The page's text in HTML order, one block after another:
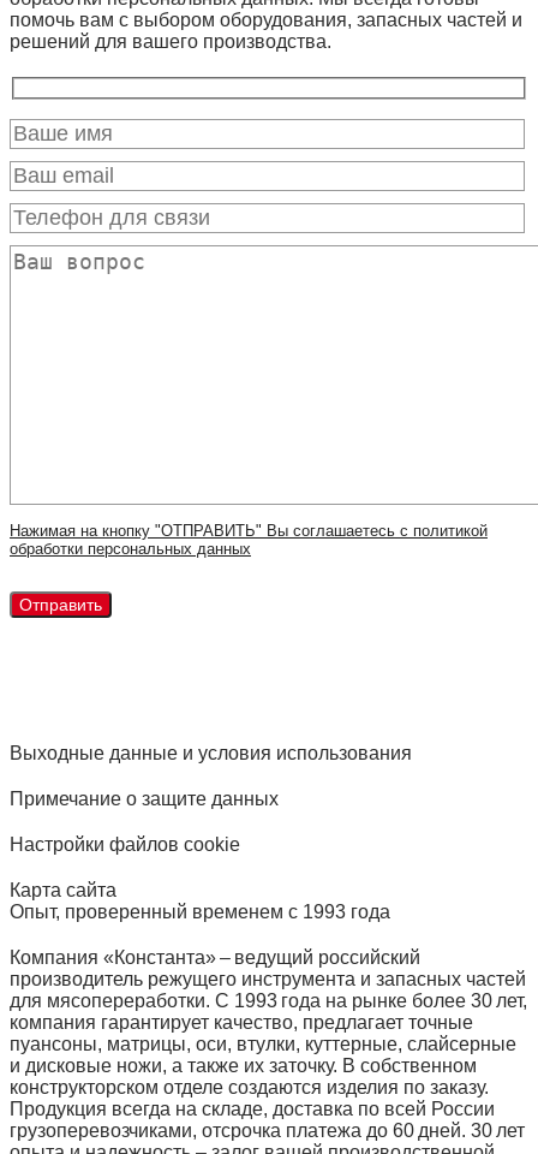
помочь вам с выбором оборудования, запасных частей и
решений для вашего производства.
Нажимая на кнопку "ОТПРАВИТЬ" Вы соглашаетесь с политикой
обработки персональных данных
Выходные данные и условия использования
Примечание о защите данных
Настройки файлов cookie
Карта сайта
Опыт, проверенный временем с 1993 года
Компания «Константа» – ведущий российский
производитель режущего инструмента и запасных частей
для мясопереработки. С 1993 года на рынке более 30 лет,
компания гарантирует качество, предлагает точные
пуансоны, матрицы, оси, втулки, куттерные, слайсерные
и дисковые ножи, а также их заточку. В собственном
конструкторском отделе создаются изделия по заказу.
Продукция всегда на складе, доставка по всей России
грузоперевозчиками, отсрочка платежа до 60 дней. 30 лет